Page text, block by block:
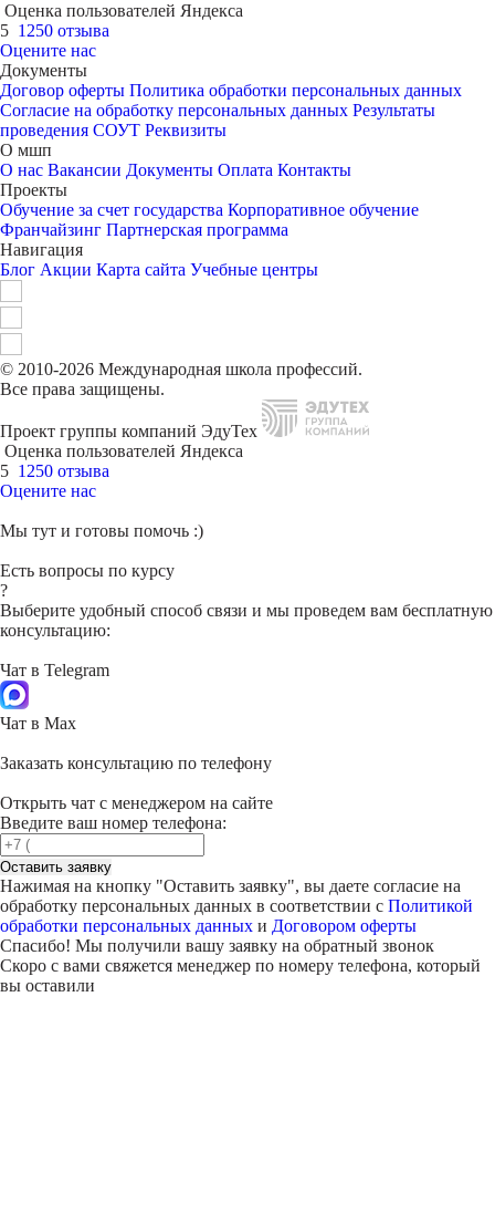
Оценка пользователей Яндекса
5 1250 отзыва
Оцените нас
Документы
Договор оферты Политика обработки персональных данных
Согласие на обработку персональных данных Результаты
проведения СОУТ Реквизиты
О мшп
О нас Вакансии Документы Оплата Контакты
Проекты
Обучение за счет государства Корпоративное обучение
Франчайзинг Партнерская программа
Навигация
Блог Акции Карта сайта Учебные центры
© 2010-2026 Международная школа профессий.
Все права защищены.
Проект группы компаний ЭдуТех
Оценка пользователей Яндекса
5 1250 отзыва
Оцените нас
Мы тут и готовы помочь :)
Есть вопросы по курсу
?
Выберите удобный способ связи и мы проведем вам бесплатную
консультацию:
Чат в Telegram
Чат в Max
Заказать консультацию по телефону
Открыть чат с менеджером на сайте
Введите ваш номер телефона:
Оставить заявку
Нажимая на кнопку "Оставить заявку", вы даете согласие на
обработку персональных данных в соответствии с Политикой
обработки персональных данных и Договором оферты
Спасибо! Мы получили вашу заявку на обратный звонок
Скоро с вами свяжется менеджер по номеру телефона, который
вы оставили